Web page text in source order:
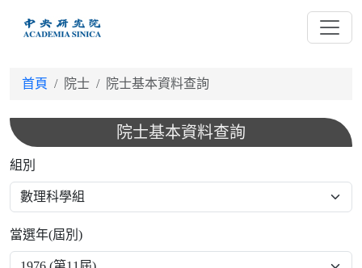
首頁 院士 院士基本資料查詢
院士基本資料查詢
組別
當選年(屆別)